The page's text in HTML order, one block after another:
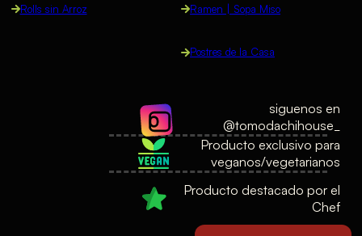
Rolls sin Arroz Ramen | Sopa Miso
Postres de la Casa
siguenos en
@tomodachihouse_
Producto exclusivo para
veganos/vegetarianos
Producto destacado por el
Chef